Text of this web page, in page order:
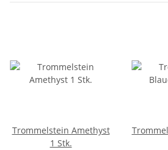
Trommelstein Amethyst
1 Stk.